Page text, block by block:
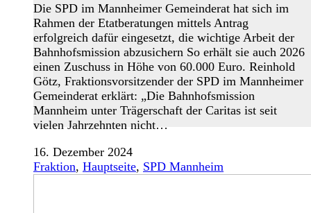
Die SPD im Mannheimer Gemeinderat hat sich im
Rahmen der Etatberatungen mittels Antrag
erfolgreich dafür eingesetzt, die wichtige Arbeit der
Bahnhofsmission abzusichern So erhält sie auch 2026
einen Zuschuss in Höhe von 60.000 Euro. Reinhold
Götz, Fraktionsvorsitzender der SPD im Mannheimer
Gemeinderat erklärt: „Die Bahnhofsmission
Mannheim unter Trägerschaft der Caritas ist seit
vielen Jahrzehnten nicht…
16. Dezember 2024
Fraktion, Hauptseite, SPD Mannheim